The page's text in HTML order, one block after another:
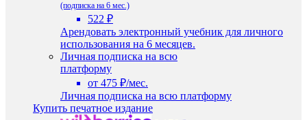
(подписка на 6 мес.)
522 ₽
Арендовать электронный учебник для личного
использования на 6 месяцев.
Личная подписка на всю
платформу
от 475 ₽/мес.
Личная подписка на всю платформу
Купить печатное издание